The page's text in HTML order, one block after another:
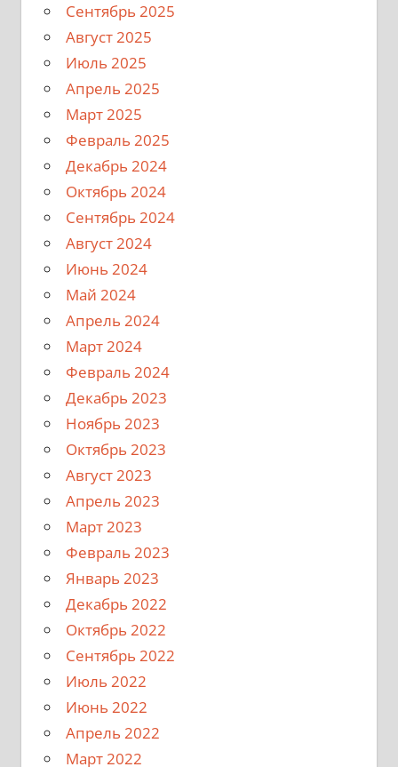
Сентябрь 2025
Август 2025
Июль 2025
Апрель 2025
Март 2025
Февраль 2025
Декабрь 2024
Октябрь 2024
Сентябрь 2024
Август 2024
Июнь 2024
Май 2024
Апрель 2024
Март 2024
Февраль 2024
Декабрь 2023
Ноябрь 2023
Октябрь 2023
Август 2023
Апрель 2023
Март 2023
Февраль 2023
Январь 2023
Декабрь 2022
Октябрь 2022
Сентябрь 2022
Июль 2022
Июнь 2022
Апрель 2022
Март 2022